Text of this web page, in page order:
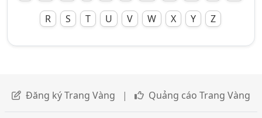
R
S T U V W X Y Z
Đăng ký Trang Vàng | Quảng cáo Trang Vàng